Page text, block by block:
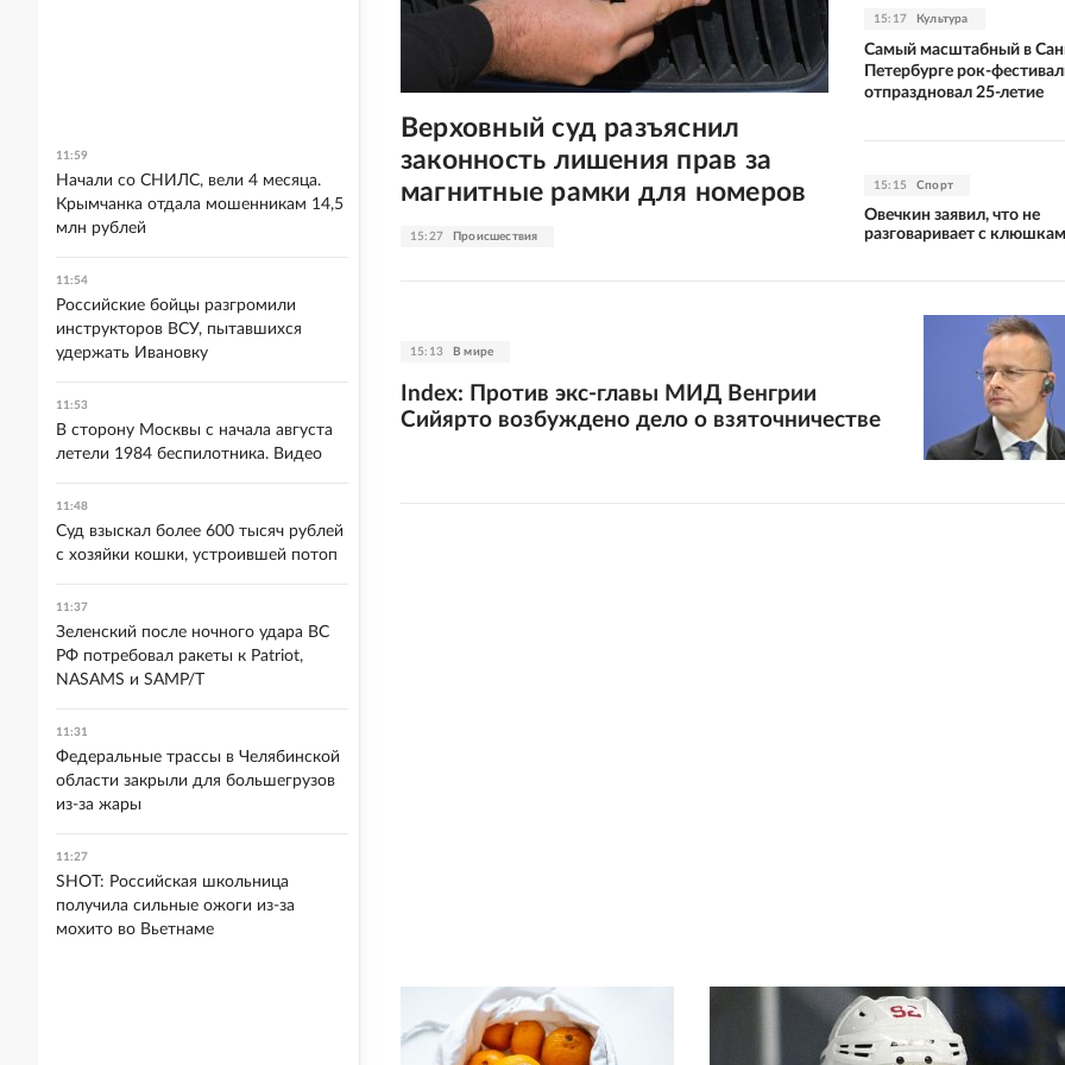
15:27 Происшествия
Верховный суд разъяснил
законность лишения прав за
магнитные рамки для номеров
15:17 Культура
Самый масштабный в
Петербурге рок-
отпраздновал 25-летие
15:15 Спорт
Овечкин заявил, что не
разговаривает с
15:13 В мире
Index: Против экс-главы МИД Венгрии
Сийярто возбуждено дело о взяточничестве
11:59
Начали со СНИЛС, вели 4 месяца.
Крымчанка отдала мошенникам 14,5
млн рублей
11:54
Российские бойцы разгромили
инструкторов ВСУ, пытавшихся
удержать Ивановку
11:53
В сторону Москвы с начала августа
летели 1984 беспилотника. Видео
11:48
Суд взыскал более 600 тысяч рублей
с хозяйки кошки, устроившей потоп
11:37
Зеленский после ночного удара ВС
РФ потребовал ракеты к Patriot,
NASAMS и SAMP/T
11:31
Федеральные трассы в Челябинской
области закрыли для большегрузов
из-за жары
11:27
SHOT: Российская школьница
получила сильные ожоги из-за
мохито во Вьетнаме